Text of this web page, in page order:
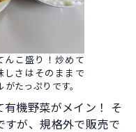
んこ盛り！炒めて
しさはそのままで
たっぷりです。
機野菜がメイン！ そ
すが、規格外で販売で